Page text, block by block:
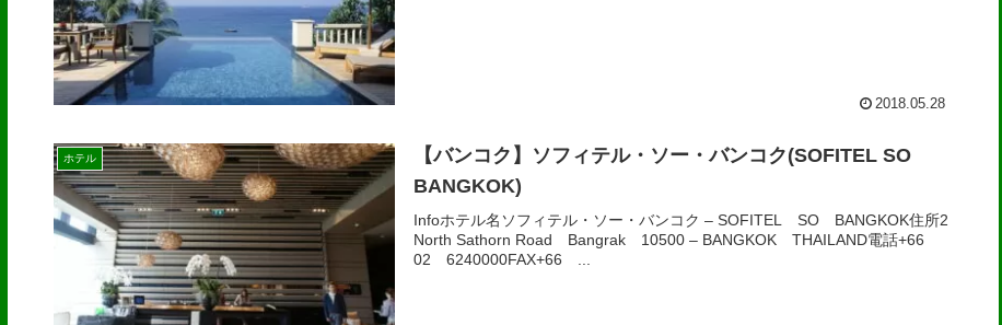
2018.05.28
ホテル
【バンコク】ソフィテル・ソー・バンコク(SOFITEL SO
BANGKOK)
Infoホテル名ソフィテル・ソー・バンコク – SOFITEL SO BANGKOK住所2
North Sathorn Road Bangrak 10500 – BANGKOK THAILAND電話+66
02 6240000FAX+66 ...